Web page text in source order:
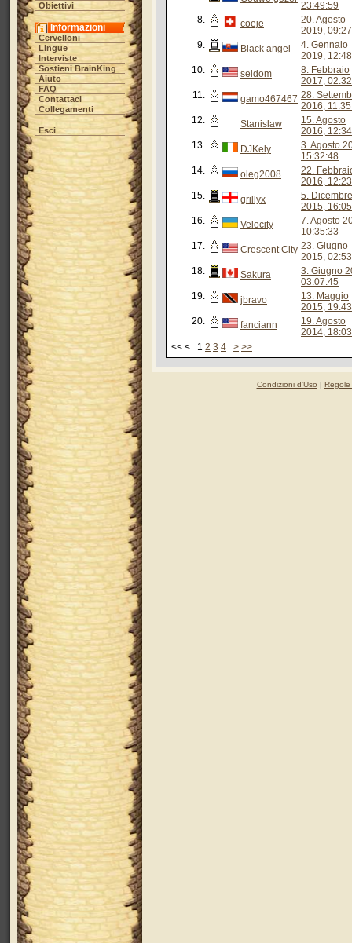
Obiettivi
Informazioni
Cervelloni
Lingue
Interviste
Sostieni BrainKing
Aiuto
FAQ
Contattaci
Collegamenti
Esci
23:49:59
8.
coeje
20. Agosto
2019,
9.
Black angel
4. Gennaio
2019,
10.
seldom
8. Febbraio
2017,
11.
gamo467467 28.
2016,
12.
Stanislaw
15. Agosto
2016,
13.
DJKely
3. Agosto
15:32:48
14.
oleg2008
22.
2016,
15.
grillyx
5. Dicembre
2015,
16.
Velocity
7. Agosto
10:35:33
17.
Crescent City 23. Giugno
2015,
18.
Sakura
3. Giugno
03:07:45
19.
jbravo
13. Maggio
2015,
20.
fanciann
19. Agosto
2014,
<< < 1 2 3 4 > >>
Condizioni d'Uso | Regole